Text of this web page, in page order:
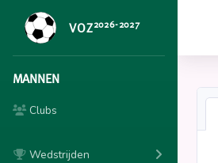
VOZ2026-2027
MANNEN
Clubs
Wedstrijden